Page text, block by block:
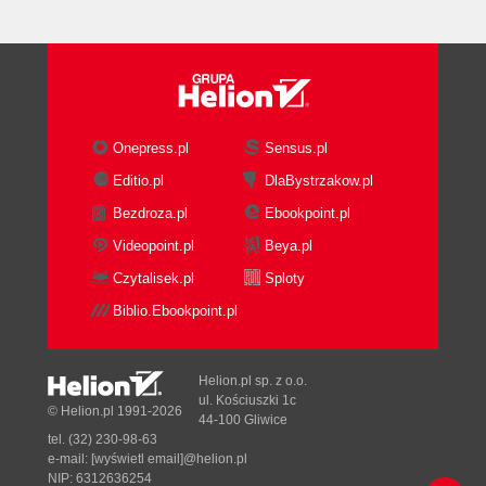
(164)
Rozdział 8. Program Turbine Video Encoder (167)
Interfejs użytkownika (168)
Otwieranie pliku źródłowego (170)
Zaznaczanie fragmentu klipu (171)
Kodowanie (173)
Zakładka Video (174)
Zakładka Flash (178)
Menu Settings i predefiniowane ustawienia
(184)
Przykładowy proces kodowania pliku Flasha
(185)
Rozdział 9. Tworzenie flashowej galerii wideo (191)
Galeria wideo - co to takiego? (191)
Onepress.pl
Sensus.pl
Editio.pl
DlaBystrzakow.pl
Bezdroza.pl
Ebookpoint.pl
Videopoint.pl
Beya.pl
Czytalisek.pl
Sploty
Biblio.Ebookpoint.pl
© Helion.pl 1991-2026
Helion.pl sp. z o.o.
ul. Kościuszki 1c
44-100 Gliwice
tel. (32) 230-98-63
e-mail: [wyświetl email]@helion.pl
NIP: 6312636254